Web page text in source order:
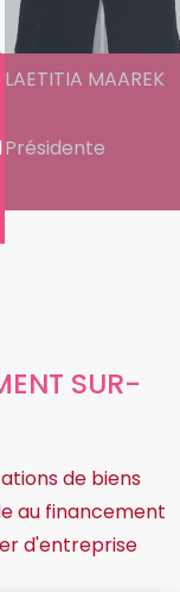
LAETITIA MAAREK
Présidente
SUR-
de biens
au financement
d'entreprise